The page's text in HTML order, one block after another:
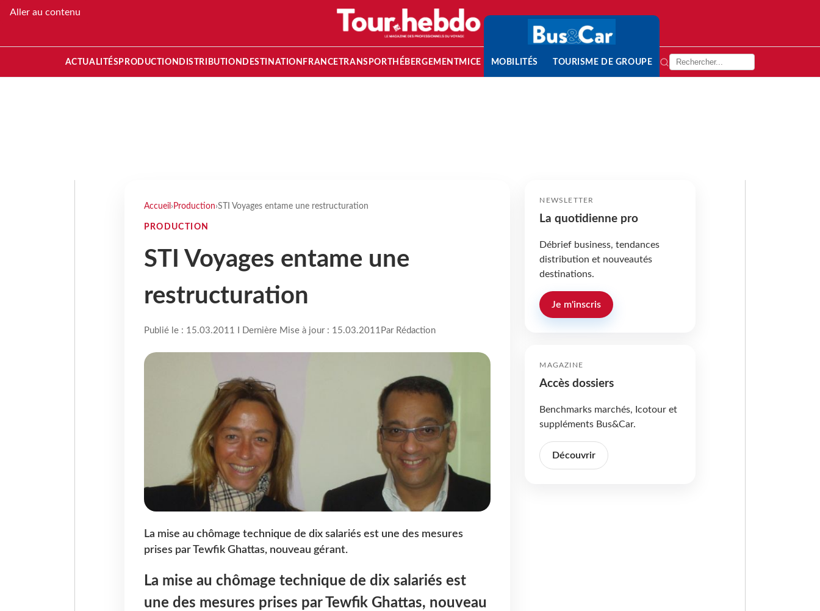
Aller au contenu
ACTUALITÉS PRODUCTION DISTRIBUTION DESTINATION FRANCETRANSPORT HÉBERGEMENTMICE MOBILITÉS TOURISME DE GROUPE
Accueil › Production›STI Voyages entame une restructuration
PRODUCTION
STI Voyages entame une
restructuration
Publié le : 15.03.2011 I Dernière Mise à jour : 15.03.2011 Par Rédaction
La mise au chômage technique de dix salariés est une des mesures
prises par Tewfik Ghattas, nouveau gérant.
La mise au chômage technique de dix salariés est
une des mesures prises par Tewfik Ghattas, nouveau
NEWSLETTER
La quotidienne pro
Débrief business, tendances
distribution et nouveautés
destinations.
Je m'inscris
MAGAZINE
Accès dossiers
Benchmarks marchés, Icotour et
suppléments Bus&Car.
Découvrir